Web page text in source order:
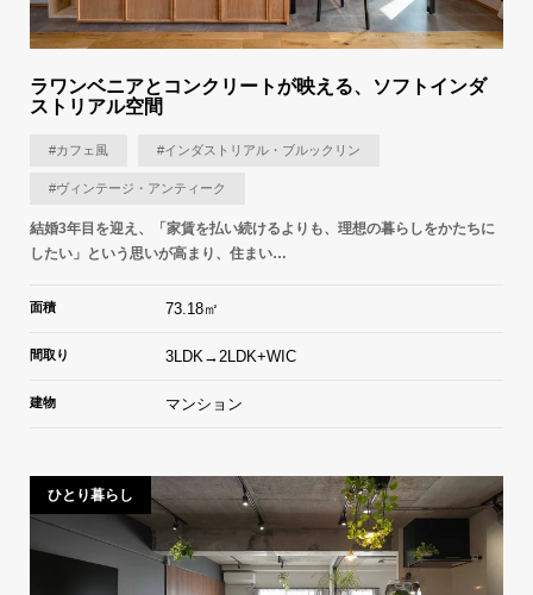
ラワンベニアとコンクリートが映える、ソフトインダ
ストリアル空間
#カフェ風 #インダストリアル・ブルックリン
#ヴィンテージ・アンティーク
結婚3年目を迎え、「家賃を払い続けるよりも、理想の暮らしをかたちに
したい」という思いが高まり、住まい…
面積 73.18㎡
間取り 3LDK→2LDK+WIC
建物 マンション
ひとり暮らし